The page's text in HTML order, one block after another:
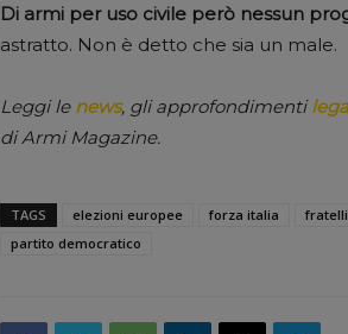
Di armi per uso civile però nessun
astratto. Non è detto che sia un male.
Leggi le news, gli approfondimenti
di Armi Magazine.
TAGS elezioni europee forza italia
partito democratico